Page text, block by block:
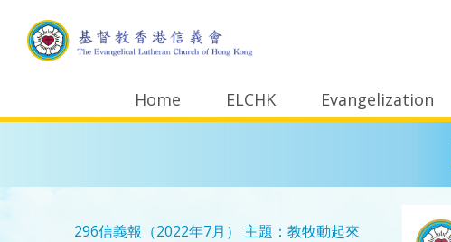
Home ELCHK Evangelization
296信義報（2022年7月）
主題：教牧動起來